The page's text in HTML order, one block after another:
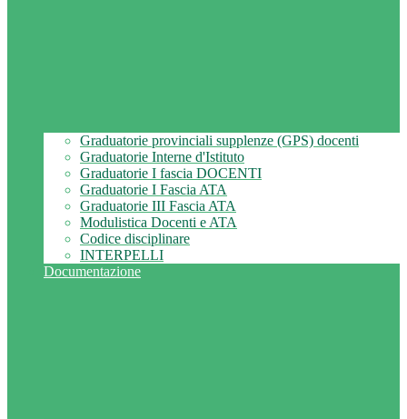
Graduatorie provinciali supplenze (GPS) docenti
Graduatorie Interne d'Istituto
Graduatorie I fascia DOCENTI
Graduatorie I Fascia ATA
Graduatorie III Fascia ATA
Modulistica Docenti e ATA
Codice disciplinare
INTERPELLI
Documentazione